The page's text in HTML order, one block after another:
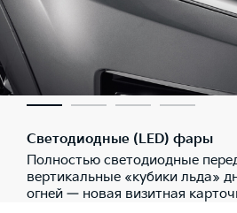
Светодиодные (LED) фары
Полностью светодиодные
вертикальные «кубики льда»
огней — новая визитная